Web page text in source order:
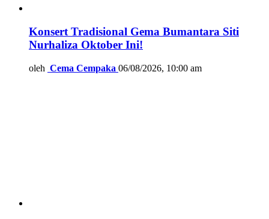
Konsert Tradisional Gema Bumantara Siti
Nurhaliza Oktober Ini!
oleh Cema Cempaka 06/08/2026, 10:00 am